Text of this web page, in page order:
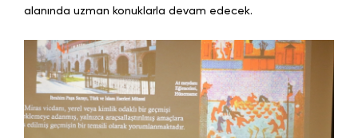
alanında uzman konuklarla devam edecek.